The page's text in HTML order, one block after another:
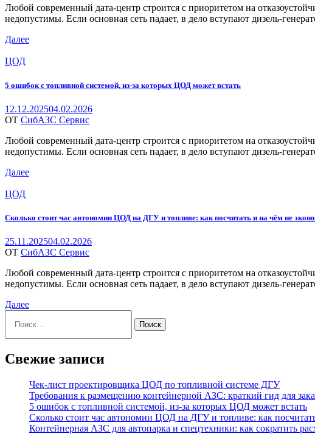
Любой современный дата-центр строится с приоритетом на
недопустимы. Если основная сеть падает, в дело вступают дизель-
Далее
Categories
ЦОД
5 ошибок с топливной системой, из‑за которых ЦОД может встать
12.12.202504.02.2026
ОТ СибАЗС Сервис
Любой современный дата-центр строится с приоритетом на
недопустимы. Если основная сеть падает, в дело вступают дизель-
Далее
Categories
ЦОД
Сколько стоит час автономии ЦОД на ДГУ и топливе: как посчитать и на чём не
25.11.202504.02.2026
ОТ СибАЗС Сервис
Любой современный дата-центр строится с приоритетом на
недопустимы. Если основная сеть падает, в дело вступают дизель-
Далее
Свежие записи
Чек‑лист проектировщика ЦОД по топливной системе ДГУ
Требования к размещению контейнерной АЗС: краткий гид для
5 ошибок с топливной системой, из‑за которых ЦОД может встать
Сколько стоит час автономии ЦОД на ДГУ и топливе: как
Контейнерная АЗС для автопарка и спецтехники: как сократить